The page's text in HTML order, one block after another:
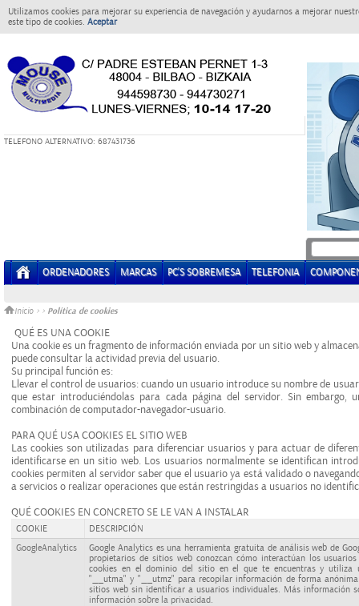
Utilizamos cookies para mejorar su experiencia de navegación y ayudarnos a mejorar
este tipo de cookies. Aceptar
TELEFONO ALTERNATIVO: 687431736
ORDENADORES MARCAS PC'S SOBREMESA TELEFONIA
Inicio > > Política de cookies
QUÉ ES UNA COOKIE
Una cookie es un fragmento de información enviada por un sitio web y
puede consultar la actividad previa del usuario.
Su principal función es:
Llevar el control de usuarios: cuando un usuario introduce su nombre de
que estar introduciéndolas para cada página del servidor. Sin
combinación de computador-navegador-usuario.
PARA QUÉ USA COOKIES EL SITIO WEB
Las cookies son utilizadas para diferenciar usuarios y para actuar de
identificarse en un sitio web. Los usuarios normalmente se identifican
cookies permiten al servidor saber que el usuario ya está validado o
a servicios o realizar operaciones que están restringidas a usuarios no
QUÉ COOKIES EN CONCRETO SE LE VAN A INSTALAR
COOKIE
DESCRIPCIÓN
GoogleAnalytics
Google Analytics es una herramienta gratuita de análisis web de
propietarios de sitios web conozcan cómo interactúan los
cookies en el dominio del sitio en el que te encuentras y utiliza
"__utma" y "__utmz" para recopilar información de forma
sitios web sin identificar a usuarios individuales. Más información
información sobre la privacidad.